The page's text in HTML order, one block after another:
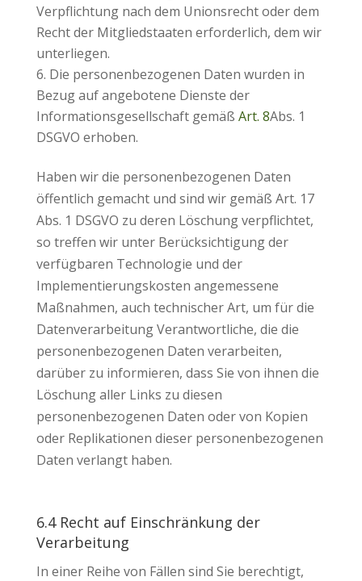
Verpflichtung nach dem Unionsrecht oder dem
Recht der Mitgliedstaaten erforderlich, dem wir
unterliegen.
Die personenbezogenen Daten wurden in
Bezug auf angebotene Dienste der
Informationsgesellschaft gemäß Art. 8Abs. 1
DSGVO erhoben.
Haben wir die personenbezogenen Daten
öffentlich gemacht und sind wir gemäß Art. 17
Abs. 1 DSGVO zu deren Löschung verpflichtet,
so treffen wir unter Berücksichtigung der
verfügbaren Technologie und der
Implementierungskosten angemessene
Maßnahmen, auch technischer Art, um für die
Datenverarbeitung Verantwortliche, die die
personenbezogenen Daten verarbeiten,
darüber zu informieren, dass Sie von ihnen die
Löschung aller Links zu diesen
personenbezogenen Daten oder von Kopien
oder Replikationen dieser personenbezogenen
Daten verlangt haben.
6.4 Recht auf Einschränkung der
Verarbeitung
In einer Reihe von Fällen sind Sie berechtigt,